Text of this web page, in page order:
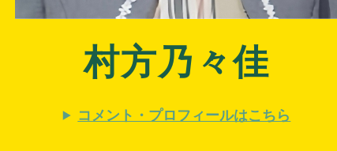
村方乃々佳
コメント・プロフィールはこちら